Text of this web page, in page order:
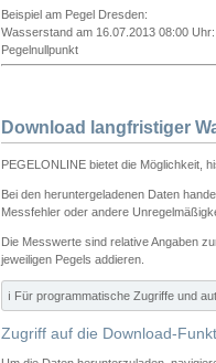
Beispiel am Pegel Dresden:
Wasserstand am 16.07.2013 08:00
Pegelnullpunkt
Download langfristiger
PEGELONLINE bietet die Möglichkeit,
Bei den heruntergeladenen Daten
Messfehler oder andere
Die Messwerte sind relative Angaben
jeweiligen Pegels addieren.
ℹ️ Für programmatische Zugriffe und
Zugriff auf die Download-